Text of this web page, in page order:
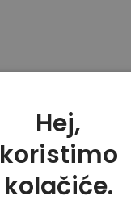
Hej,
koristimo
kolačiće.